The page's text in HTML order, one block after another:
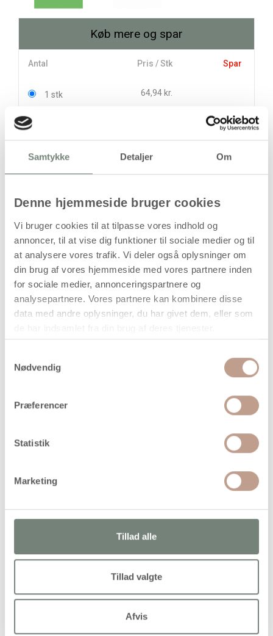
Samtykke Detaljer Om
Denne hjemmeside bruger cookies
Vi bruger cookies til at tilpasse vores indhold og
annoncer, til at vise dig funktioner til sociale medier og til
at analysere vores trafik. Vi deler også oplysninger om
din brug af vores hjemmeside med vores partnere inden
for sociale medier, annonceringspartnere og
analysepartnere. Vores partnere kan kombinere disse
data med andre oplysninger, du har givet dem, eller som
Nødvendig
Præferencer
Statistik
Marketing
Tillad alle
Tillad valgte
Afvis
Køb mere og spar
Antal Pris / Stk Spar
1 stk 64,94 kr.
77,25 kr.
(51,95kr.ekskl. moms)
Læg i kurven
når vi har bekræftet din ordre.
Vandbaseret, semidækkende tusch i rigtig god robust
Velegnet på hvide sugende overflader fx papir, kardus,
karton, malebøger m.v
Køb mere og spar Køb mere og spar